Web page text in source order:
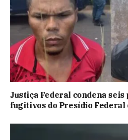
Justiça Federal condena seis
fugitivos do Presídio Federal